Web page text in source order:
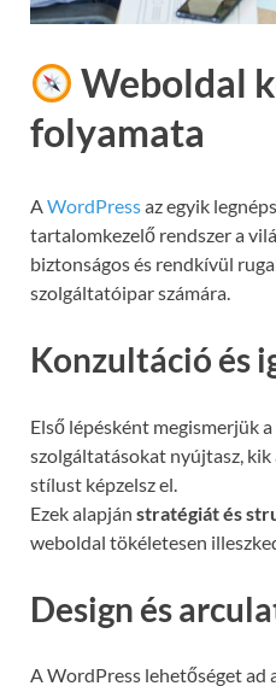
Weboldal
folyamata
AWordPressaz egyik
tartalomkezelő rendszer a
biztonságos és rendkívül
szolgáltatóipar számára.
Konzultáció és
Első lépésként megismerjük
szolgáltatásokat nyújtasz,
stílust képzelsz el.
Ezek alapján stratégiát és
weboldal tökéletesen
Design és
A WordPress lehetőséget ad